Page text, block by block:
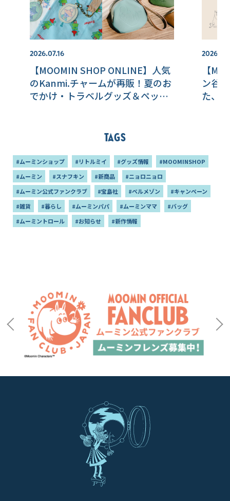
2026.07.16
【MOOMIN SHOP ONLINE】人気
のKanmi.チャームが再販！夏のお
でかけ・トラベルグッズ＆ペット
【
ン谷
た、
Tags
#ムーミンショップ #リトルミイ #グッズ情報
#MOOMINSHOP
#ムーミン
#スナフキン #新商品
#ニョロニョロ
#ムーミン公式ファンクラブ
#宝島社 #ベルメゾン
#キャンペーン
#雑貨
#暮らし #ムーミンパパ #ムーミンママ
#バッグ
#ムーミントロール
#お知らせ #新作情報